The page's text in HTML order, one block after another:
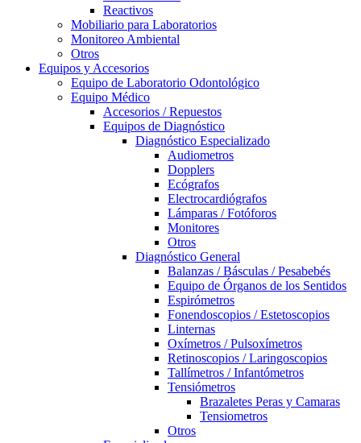
Reactivos
Mobiliario para Laboratorios
Monitoreo Ambiental
Otros
Equipos y Accesorios
Equipo de Laboratorio Odontológico
Equipo Médico
Accesorios / Repuestos
Equipos de Diagnóstico
Diagnóstico Especializado
Audiometros
Dopplers
Ecógrafos
Electrocardiógrafos
Lámparas / Fotóforos
Monitores
Otros
Diagnóstico General
Balanzas / Básculas / Pesabebés
Equipo de Órganos de los Sentidos
Espirómetros
Fonendoscopios / Estetoscopios
Linternas
Oxímetros / Pulsoxímetros
Retinoscopios / Laringoscopios
Tallímetros / Infantómetros
Tensiómetros
Brazaletes Peras y Camaras
Tensiometros
Otros